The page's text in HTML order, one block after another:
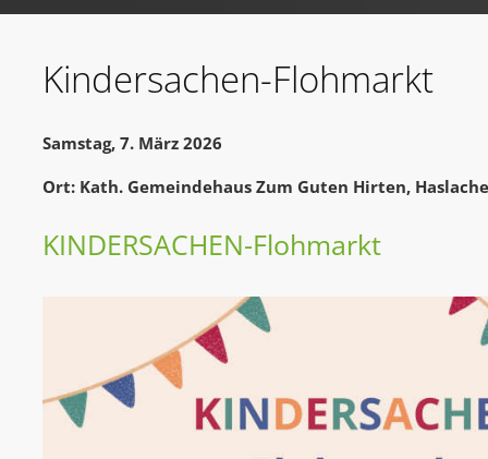
Kindersachen-Flohmarkt
Samstag, 7. März 2026
Ort: Kath. Gemeindehaus Zum Guten Hirten,
KINDERSACHEN-Flohmarkt